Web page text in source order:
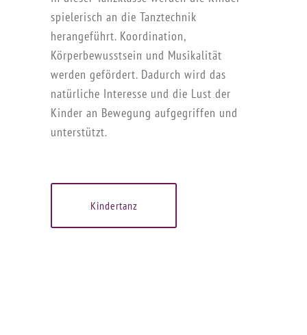
spielerisch an die Tanztechnik
herangeführt. Koordination,
Körperbewusstsein und Musikalität
werden gefördert. Dadurch wird das
natürliche Interesse und die Lust der
Kinder an Bewegung aufgegriffen und
unterstützt.
Kindertanz